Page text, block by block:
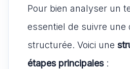
Pour bien analyser un
essentiel de suivre une
structurée. Voici une
étapes principales: